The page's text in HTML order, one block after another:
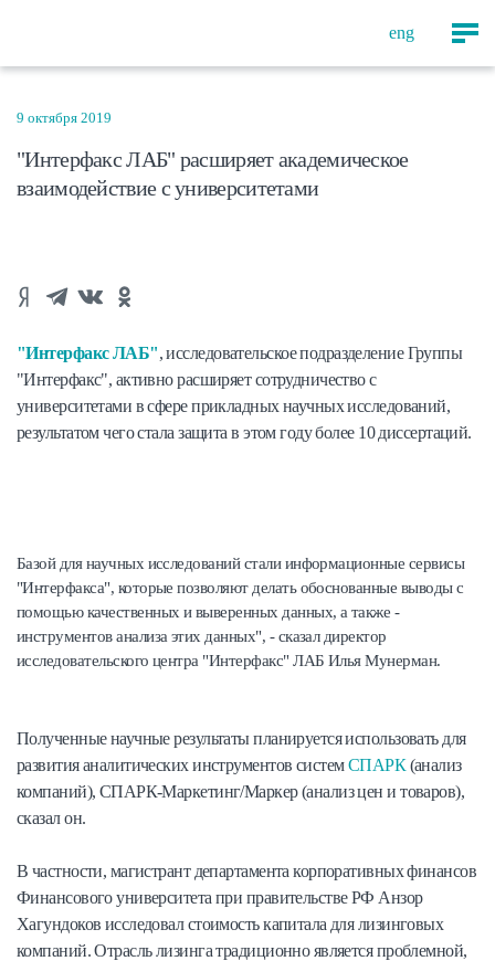
eng
9 октября 2019
"Интерфакс ЛАБ" расширяет академическое
взаимодействие с университетами
"Интерфакс ЛАБ", исследовательское подразделение Группы
"Интерфакс", активно расширяет сотрудничество с
университетами в сфере прикладных научных исследований,
результатом чего стала защита в этом году более 10 диссертаций.
Базой для научных исследований стали информационные сервисы
"Интерфакса", которые позволяют делать обоснованные выводы с
помощью качественных и выверенных данных, а также -
инструментов анализа этих данных", - сказал директор
исследовательского центра "Интерфакс" ЛАБ Илья Мунерман.
Полученные научные результаты планируется использовать для
развития аналитических инструментов системСПАРК(анализ
компаний), СПАРК-Маркетинг/Маркер (анализ цен и товаров),
сказал он.
В частности, магистрант департамента корпоративных финансов
Финансового университета при правительстве РФ Анзор
Хагундоков исследовал стоимость капитала для лизинговых
компаний. Отрасль лизинга традиционно является проблемной,